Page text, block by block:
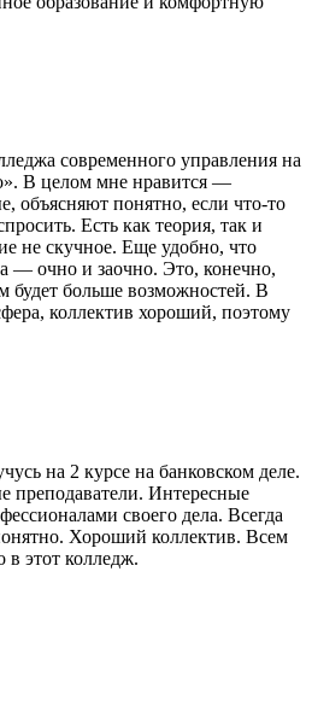
современного управления на
В целом мне нравится —
объясняют понятно, если что-то
Есть как теория, так и
не скучное. Еще удобно, что
— очно и заочно. Это, конечно,
будет больше возможностей. В
коллектив хороший, поэтому
на 2 курсе на банковском деле.
преподаватели. Интересные
своего дела. Всегда
Хороший коллектив. Всем
в этот колледж.